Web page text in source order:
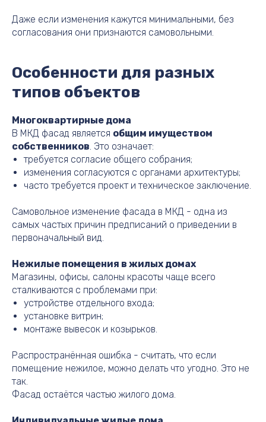
Даже если изменения кажутся минимальными, без
согласования они признаются самовольными.
Особенности для разных
типов объектов
Многоквартирные дома
В МКД фасад является общим имуществом
собственников. Это означает:
требуется согласие общего собрания;
изменения согласуются с органами архитектуры;
часто требуется проект и техническое заключение.
Самовольное изменение фасада в МКД - одна из
самых частых причин предписаний о приведении в
первоначальный вид.
Нежилые помещения в жилых домах
Магазины, офисы, салоны красоты чаще всего
сталкиваются с проблемами при:
устройстве отдельного входа;
установке витрин;
монтаже вывесок и козырьков.
Распространённая ошибка - считать, что если
помещение нежилое, можно делать что угодно. Это не
так.
Фасад остаётся частью жилого дома.